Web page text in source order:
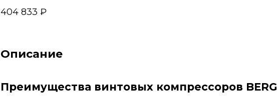
404 833 ₽
Описание
Преимущества винтовых компрессоров BERG